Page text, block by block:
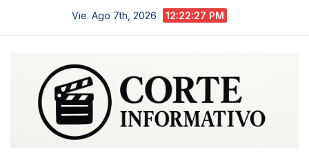
Vie. Ago 7th, 2026 12:22:27 PM